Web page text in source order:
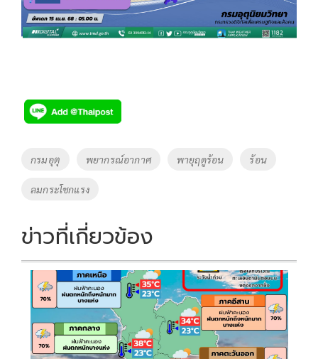
Tags
กรมอุตุ พยากรณ์อากาศ พายุฤดูร้อน ร้อน
ลมกระโชกแรง
ข่าวที่เกี่ยวข้อง